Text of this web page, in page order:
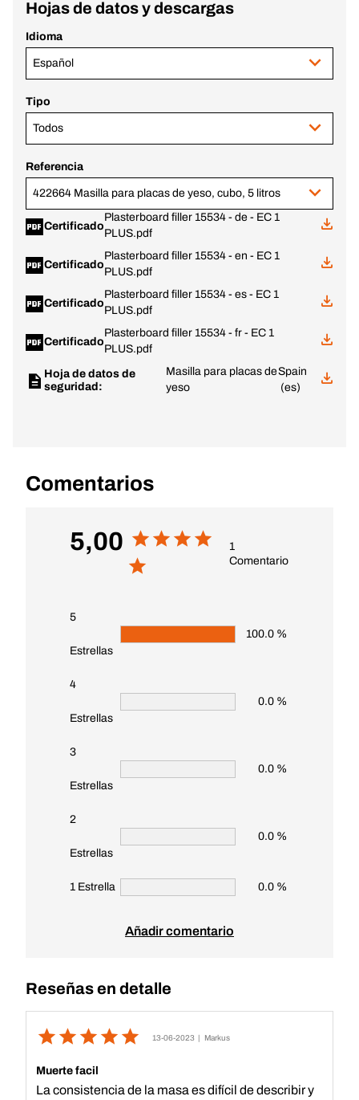
Hojas de datos y descargas
Idioma
Español
Tipo
Todos
Referencia
422664 Masilla para placas de yeso, cubo, 5 litros
Certificado
Plasterboard filler 15534 - de - EC 1
PLUS.pdf
Certificado
Plasterboard filler 15534 - en - EC 1
PLUS.pdf
Certificado
Plasterboard filler 15534 - es - EC 1
PLUS.pdf
Certificado
Plasterboard filler 15534 - fr - EC 1
PLUS.pdf
Hoja de datos de
seguridad:
Masilla para placas de
yeso
Spain
(es)
Comentarios
5,00
1
Comentario
5
Estrellas
100.0 %
4
Estrellas
0.0 %
3
Estrellas
0.0 %
2
Estrellas
0.0 %
1 Estrella 0.0 %
Añadir comentario
Reseñas en detalle
13-06-2023 | Markus
Muerte facil
La consistencia de la masa es difícil de describir y